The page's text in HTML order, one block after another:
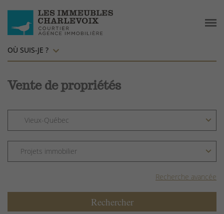
OÙ SUIS-JE ?
Vente de propriétés
Recherche avancée
Rechercher